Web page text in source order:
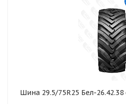
Шина 29.5/75R25 Бел-